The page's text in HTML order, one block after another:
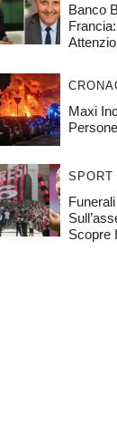
Banco
Maxi
SPORT
Scopre